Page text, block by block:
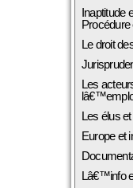
Inaptitude
Procédure
Le droit
Les
Les élus
Europe et
Lâ€™info